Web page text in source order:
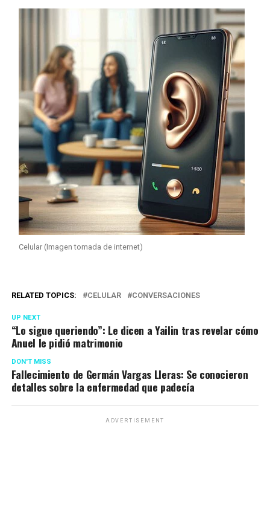
Celular (Imagen tomada de internet)
RELATED TOPICS: CELULAR CONVERSACIONES
UP NEXT
“Lo sigue queriendo”: Le dicen a Yailin tras revelar cómo
Anuel le pidió matrimonio
DON'T MISS
Fallecimiento de Germán Vargas Lleras: Se conocieron
detalles sobre la enfermedad que padecía
ADVERTISEMENT